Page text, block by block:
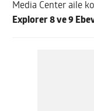
Media Center aile
Explorer 8 ve 9